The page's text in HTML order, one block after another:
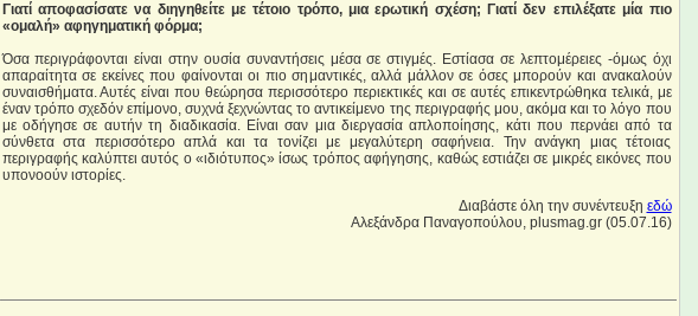
Γιατί αποφασίσατε να διηγηθείτε με τέτοιο τρόπο, μια ερωτική σχέση; Γιατί δεν επιλέξατε μία πιο
«ομαλή» αφηγηματική φόρμα;
Όσα περιγράφονται είναι στην ουσία συναντήσεις μέσα σε στιγμές. Εστίασα σε λεπτομέρειες -όμως όχι
απαραίτητα σε εκείνες που φαίνονται οι πιο σημαντικές, αλλά μάλλον σε όσες μπορούν και ανακαλούν
συναισθήματα. Αυτές είναι που θεώρησα περισσότερο περιεκτικές και σε αυτές επικεντρώθηκα τελικά, με
έναν τρόπο σχεδόν επίμονο, συχνά ξεχνώντας το αντικείμενο της περιγραφής μου, ακόμα και το λόγο που
με οδήγησε σε αυτήν τη διαδικασία. Είναι σαν μια διεργασία απλοποίησης, κάτι που περνάει από τα
σύνθετα στα περισσότερο απλά και τα τονίζει με μεγαλύτερη σαφήνεια. Την ανάγκη μιας τέτοιας
περιγραφής καλύπτει αυτός ο «ιδιότυπος» ίσως τρόπος αφήγησης, καθώς εστιάζει σε μικρές εικόνες που
υπονοούν ιστορίες.
Διαβάστε όλη την συνέντευξη εδώ
Aλεξάνδρα Παναγοπούλου, plusmag.gr (05.07.16)